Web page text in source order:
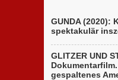
GUNDA (2020):
spektakulär
GLITZER UND
gespaltenes